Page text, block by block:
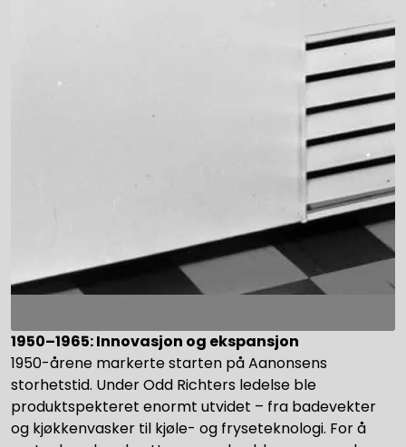
1950–1965: Innovasjon og ekspansjon
1950-årene markerte starten på Aanonsens
storhetstid. Under Odd Richters ledelse ble
produktspekteret enormt utvidet – fra badevekter
og kjøkkenvasker til kjøle- og fryseteknologi. For å